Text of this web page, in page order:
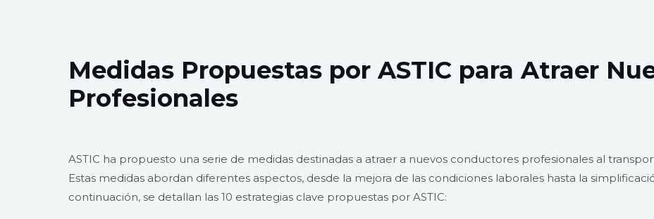
Medidas Propuestas por ASTIC para Atraer
Profesionales
ASTIC ha propuesto una serie de medidas destinadas a atraer a nuevos conductores profesionales al
Estas medidas abordan diferentes aspectos, desde la mejora de las condiciones laborales hasta la
continuación, se detallan las 10 estrategias clave propuestas por ASTIC: